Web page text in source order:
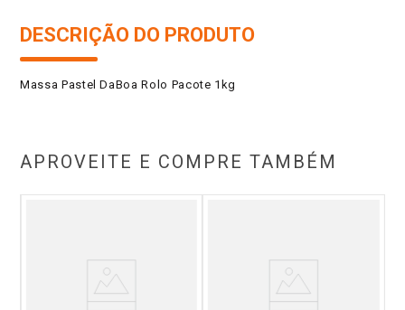
DESCRIÇÃO DO PRODUTO
Massa Pastel DaBoa Rolo Pacote 1kg
APROVEITE E COMPRE TAMBÉM